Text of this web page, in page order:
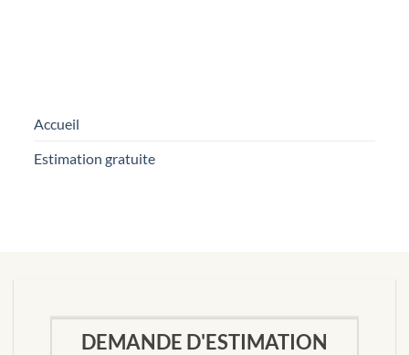
Accueil
Estimation gratuite
DEMANDE D'ESTIMATION